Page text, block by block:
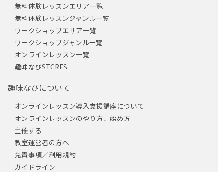
無料体験レッスンエリア一覧
無料体験レッスンジャンル一覧
ワークショップエリア一覧
ワークショップジャンル一覧
オンラインレッスン一覧
趣味なびSTORES
趣味なびについて
オンラインレッスン導入支援講座について
オンラインレッスンのやり方、始め方
主催する
教室運営者の方へ
免責事項／利用規約
ガイドライン